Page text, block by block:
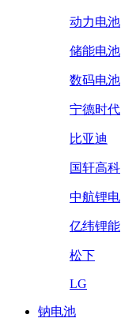
动力电池
储能电池
数码电池
宁德时代
比亚迪
国轩高科
中航锂电
亿纬锂能
松下
LG
钠电池